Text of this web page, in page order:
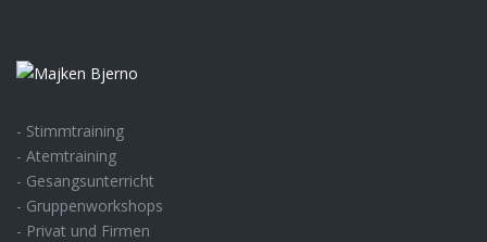
- Stimmtraining
- Atemtraining
- Gesangsunterricht
- Gruppenworkshops
- Privat und Firmen